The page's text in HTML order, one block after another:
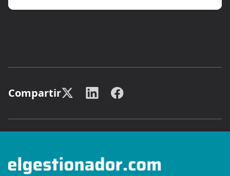
Compartir